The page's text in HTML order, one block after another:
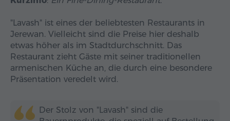
"Lavash" ist eines der beliebtesten Restaurants in
Jerewan. Vielleicht sind die Preise hier deshalb
etwas höher als im Stadtdurchschnitt. Das
Restaurant zieht Gäste mit seiner traditionellen
armenischen Küche an, die durch eine besondere
Präsentation veredelt wird.
Der Stolz von "Lavash" sind die